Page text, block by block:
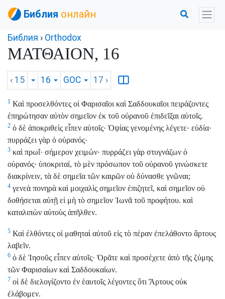
Библия онлайн
Библия › Orthodox
ΜΑΤΘΑΙΟΝ, 16
‹ 15 16 GOC 17 ›
1 Καὶ προσελθόντες οἱ Φαρισαῖοι καὶ Σαδδουκαῖοι πειράζοντες
ἐπηρώτησαν αὐτὸν σημεῖον ἐκ τοῦ οὐρανοῦ ἐπιδεῖξαι αὐτοῖς.
2 ὁ δὲ ἀποκριθεὶς εἶπεν αὐτοῖς· Ὀψίας γενομένης λέγετε· εὐδία·
πυρράζει γὰρ ὁ οὐρανός·
3 καὶ πρωΐ· σήμερον χειμών· πυρράζει γὰρ στυγνάζων ὁ
οὐρανός· ὑποκριταί, τὸ μὲν πρόσωπον τοῦ οὐρανοῦ γινώσκετε
διακρίνειν, τὰ δὲ σημεῖα τῶν καιρῶν οὐ δύνασθε γνῶναι;
4 γενεὰ πονηρὰ καὶ μοιχαλὶς σημεῖον ἐπιζητεῖ, καὶ σημεῖον οὐ
δοθήσεται αὐτῇ εἰ μὴ τὸ σημεῖον Ἰωνᾶ τοῦ προφήτου. καὶ
καταλιπὼν αὐτοὺς ἀπῆλθεν.
5 Καὶ ἐλθόντες οἱ μαθηταὶ αὐτοῦ εἰς τὸ πέραν ἐπελάθοντο ἄρτους
λαβεῖν.
6 ὁ δὲ Ἰησοῦς εἶπεν αὐτοῖς· Ὁρᾶτε καὶ προσέχετε ἀπὸ τῆς ζύμης
τῶν Φαρισαίων καὶ Σαδδουκαίων.
7 οἱ δὲ διελογίζοντο ἐν ἑαυτοῖς λέγοντες ὅτι Ἄρτους οὐκ
ἐλάβομεν.